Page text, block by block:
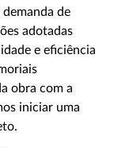
de
adotadas
e eficiência
obra com a
iniciar uma